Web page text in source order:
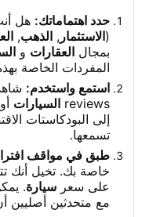
حدد اهتماماتك: هل
(الاستثمار , الذهب,
بمجال العقارات و
المفردات الخاصة
استمع واستخدم:
reviews السيارات
إلى البودكاستات
تسمعها.
طبق في مواقف
خاصة بك. تخيل أنك
على سعر سيارة.
مع متحدثين أصليين